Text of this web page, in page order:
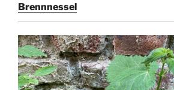
Brennnessel